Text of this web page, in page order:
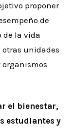
proponer
de
la vida
unidades
organismos
el bienestar,
estudiantes y